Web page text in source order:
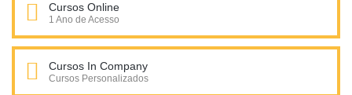
Cursos Online
1 Ano de Acesso
Cursos In Company
Cursos Personalizados